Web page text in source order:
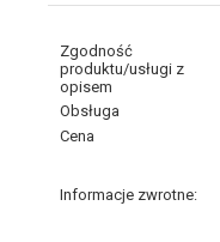
Zgodność
produktu/usługi z
opisem
Obsługa
Cena
Informacje zwrotne: